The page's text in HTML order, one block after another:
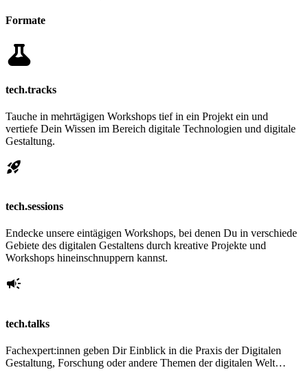
Formate
tech.tracks
Tauche in mehrtägigen Workshops tief in ein Projekt ein und
vertiefe Dein Wissen im Bereich digitale Technologien und digitale
Gestaltung.
tech.sessions
Endecke unsere eintägigen Workshops, bei denen Du in verschiede
Gebiete des digitalen Gestaltens durch kreative Projekte und
Workshops hineinschnuppern kannst.
tech.talks
Fachexpert:innen geben Dir Einblick in die Praxis der Digitalen
Gestaltung, Forschung oder andere Themen der digitalen Welt…